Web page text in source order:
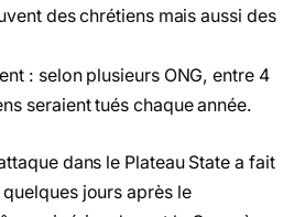
des chrétiens mais aussi des
: selon plusieurs ONG, entre 4
seraient tués chaque année.
dans le Plateau State a fait
jours après le